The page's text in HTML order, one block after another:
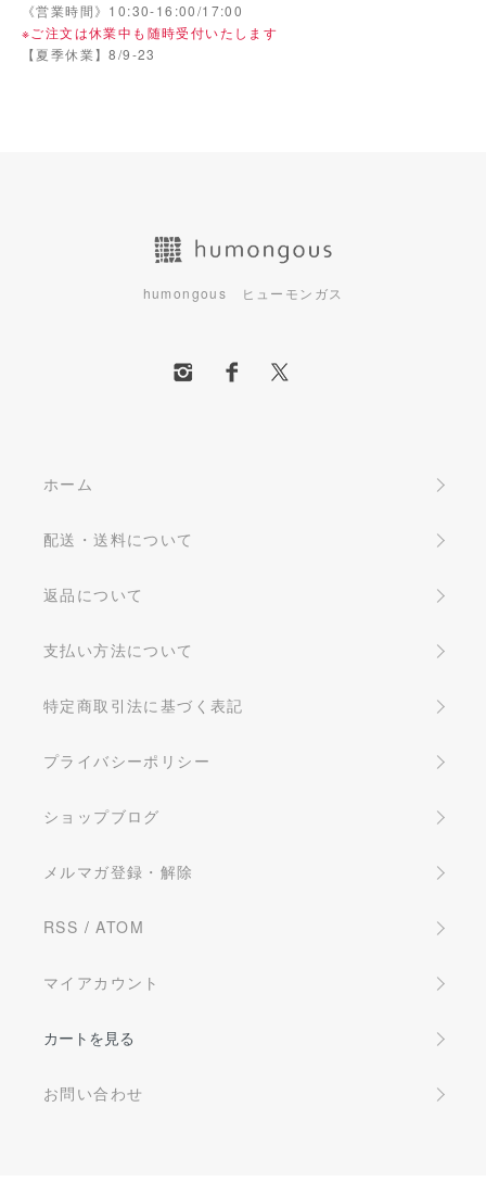
《営業時間》10:30-16:00/17:00
※ご注文は休業中も随時受付いたします
【夏季休業】8/9-23
humongous ヒューモンガス
ホーム
配送・送料について
返品について
支払い方法について
特定商取引法に基づく表記
プライバシーポリシー
ショップブログ
メルマガ登録・解除
RSS /ATOM
マイアカウント
カートを見る
お問い合わせ